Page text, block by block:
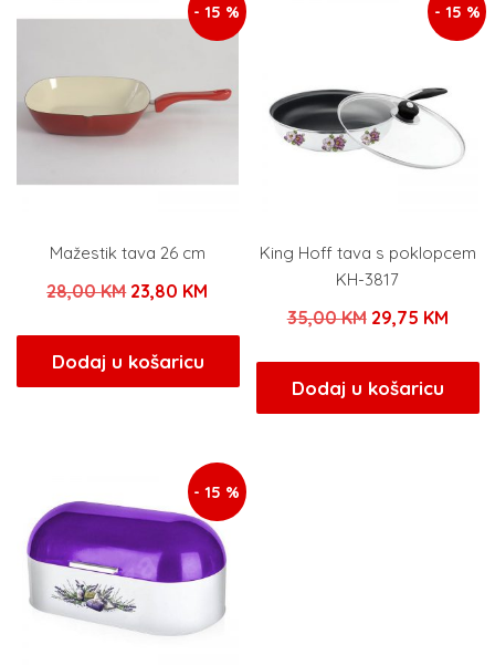
- 15 %
Mažestik tava 26 cm
28,00KM Izvorna
bila
je:
23,80 KM
23,80 KM.
Dodaj u košaricu
- 15 %
King Hoff tava s poklopcem
KH-3817
35,00KM Izvorna
bila
je:
29,75 KM
Dodaj u košaricu
- 15 %